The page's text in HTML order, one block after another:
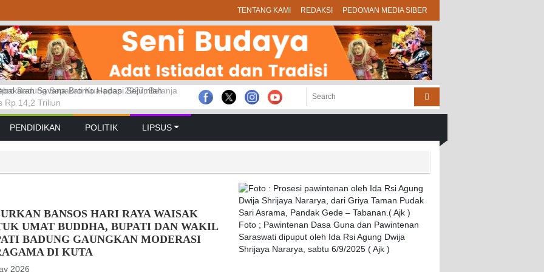
TENTANG KAMI REDAKSI PEDOMAN MEDIA SIBER
Badung Sepakati Kua-ppas 2027, Belanja
Rp 14,2 Triliun
GELAR RAPAT PARIPURNA MASA
PERTAMA TAHUN SIDANG 2026 – 2027
Savana Bromo Hadapi Sejumlah
PENDIDIKAN POLITIK LIPSUS
BANSOS HARI RAYA WAISAK
UMAT BUDDHA, BUPATI DAN WAKIL
BADUNG GAUNGKAN MODERASI
DI KUTA
2026
Foto ; Pawintenan Dasa Guna dan Pawintenan
Saraswati dipuput oleh Ida Rsi Agung Dwija
Shrijaya Nararya, sabtu 6/9/2025 ( Ajk )